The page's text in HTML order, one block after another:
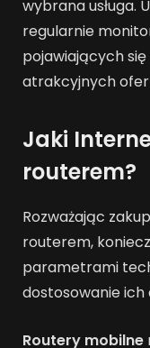
wybrana usługa.
regularnie
pojawiających
atrakcyjnych
Jaki
routerem?
Rozważając
routerem,
parametrami
dostosowanie ich
Routery mobilne